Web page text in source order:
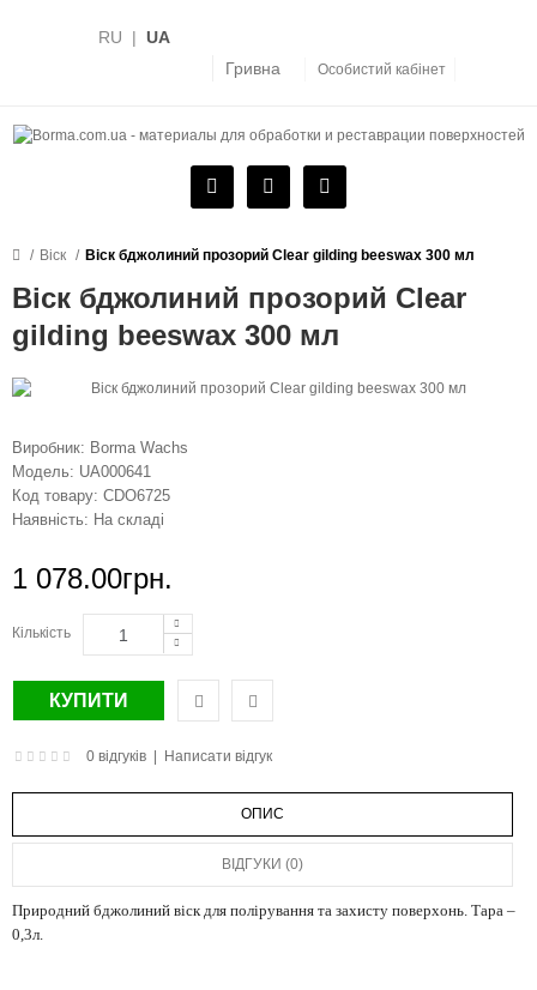
RU | UA
Гривна
Особистий кабінет
Віск Віск бджолиний прозорий Clear gilding beeswax 300 мл
Віск бджолиний прозорий Clear
gilding beeswax 300 мл
Виробник: Borma Wachs
Модель: UA000641
Код товару: CDO6725
Наявність: На складі
1 078.00грн.
Кількість
0 відгуків Написати відгук
ОПИС
ВІДГУКИ (0)
Природний бджолиний віск для полірування та захисту поверхонь. Тара –
0,3л.